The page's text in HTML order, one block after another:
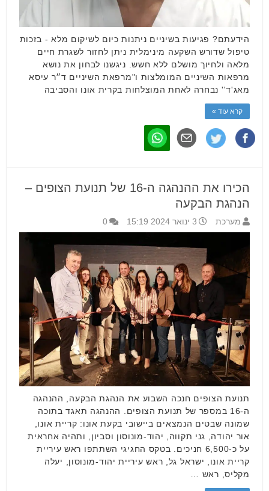
הידעתם? פגיעות בשיניים ניתנות כיום לשיקום מלא - בזכות
טיפול שדורש השקעה מינימלית ניתן לחזור לשגרת חיים
מלאה ולחיוך מושלם ללא חשש. ניגשנו לבחון את נושא
מרפאות השיניים המומלצות ו"מרפאת השיניים ד״ר עיסא
מאג'ד'' נבחרה לאחת המוצלחות בקרית אונו והסביבה
קרא עוד »
הכירו את ההנהגה ה-16 של תנועת הצופים –
הנהגת הבקעה
מערכת 3 ינואר 2024 15:19 0
תנועת הצופים חנכה השבוע את הנהגת הבקעה, ההנהגה
ה-16 במספר של תנועת הצופים. ההנהגה תאגד בתוכה
שמונה שבטים הנמצאים ביישובי בקעת אונו: קריית אונו,
אור יהודה, גני תקווה, יהוד-מונוסון וסביון, ותהיה אחראית
על כ-6,500 חניכים. בטקס החגיגי השתתפו ראש עיריית
קריית אונו, ישראל גל, ראש עיריית יהוד-מונוסון, יעלה
מקליס, ראש …